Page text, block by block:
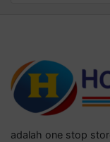
adalah one stop